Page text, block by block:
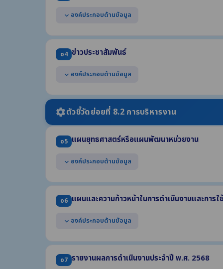
expand_more องค์ประกอบด้านข้อมูล
แสดงข้อมูลการติดต่อของหน่วยงาน อย่างน้อยประกอบด้
(1) ที่อยู่สำนักงาน (2) หมายเลขโทรศัพท์ (3) หมายเลขโทรส
(4) ที่อยู่ไปรษณีย์อิเล็กทรอนิกส์ (5) แผนที่ตั้ง
แสดงช่องทางการสอบถามข้อมูลออนไลน์ของหน่วยงาน
o4 ข่าวประชาสัมพันธ์
expand_more องค์ประกอบด้านข้อมูล
แสดงข้อมูลข่าวสารต่างๆ ที่เกี่ยวข้องกับการดำเนินงานตา
เป็นข้อมูลข่าวสารที่เกิดขึ้นในปี พ.ศ. 2569
settingsตัวชี้วัดย่อยที่ 8.2 การบริหารงาน
o5 แผนยุทธศาสตร์หรือแผนพัฒนาหน่วยงาน
expand_more องค์ประกอบด้านข้อมูล
แสดงแผนการดำเนินภารกิจของหน่วยงานที่มีระยะเวลาม
(1) ยุทธศาสตร์หรือแนวทาง (2) เป้าหมาย (3) ตัวชี้วัด
มีระยะเวลาบังคับใช้ครอบคลุมปี พ.ศ. 2569
o6 แผนและความก้าวหน้าในการดำเนินงานและการ
expand_more องค์ประกอบด้านข้อมูล
แสดงแผนการดำเนินงานตามภารกิจของหน่วยงาน ประจ
(1) โครงการหรือกิจกรรม (2) งบประมาณแต่ละโครงการ (3) ร
แสดงผลความก้าวหน้าในการดำเนินงาน ข้อมูล ณ วันที่
o7 รายงานผลการดำเนินงานประจำปี พ.ศ. 2568